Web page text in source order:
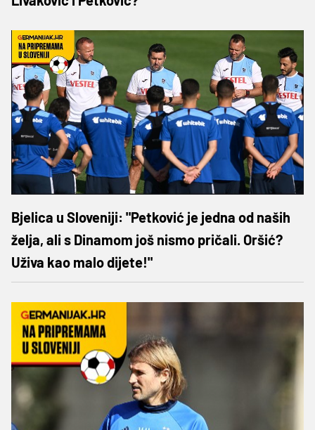
Bjelica u Sloveniji: "Petković je jedna od naših
želja, ali s Dinamom još nismo pričali. Oršić?
Uživa kao malo dijete!"